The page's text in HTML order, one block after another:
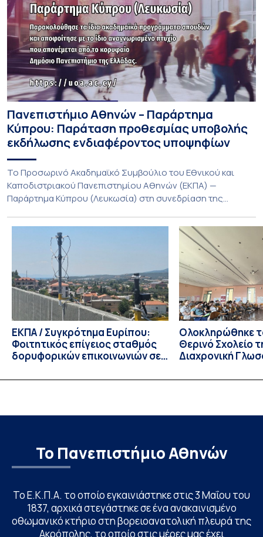
Πανεπιστήμιο Αθηνών – Παράρτημα
Κύπρου: Παράταση προθεσμίας υποβολής
εκδήλωσης ενδιαφέροντος υποψηφίων
Το Προσωρινό Ακαδημαϊκό Συμβούλιο του Εθνικού και
Καποδιστριακού Πανεπιστημίου Αθηνών (ΕΚΠΑ) —
Παράρτημα Κύπρου (Λευκωσία) στη συνεδρίαση της
παράταση της προθεσμίας υποβολής εκδήλωσης
ενδιαφέροντος για την φοίτηση σε Προγράμματα Σπουδών,
Τμημάτων του Πανεπιστημίου μας στο Παράρτημα Κύπρου
για το ακαδημαϊκό έτος 2026-2027, έως τη Δευτέρα 31
Αυγούστου 2026. […]
ΕΚΠΑ / Συγκρότημα Ευρίπου:
Φοιτητικός επίγειος σταθμός
δορυφορικών επικοινωνιών σε
Ολοκληρώθηκε
Θερινό Σχολείο
Διαχρονική
Linguistics in
Το Πανεπιστήμιο Αθηνών
Το Ε.Κ.Π.Α. το οποίο εγκαινιάστηκε στις 3 Μαΐου του
1837, αρχικά στεγάστηκε σε ένα ανακαινισμένο
οθωμανικό κτήριο στη βορειοανατολική πλευρά της
Ακρόπολης, το οποίο στις μέρες μας έχει